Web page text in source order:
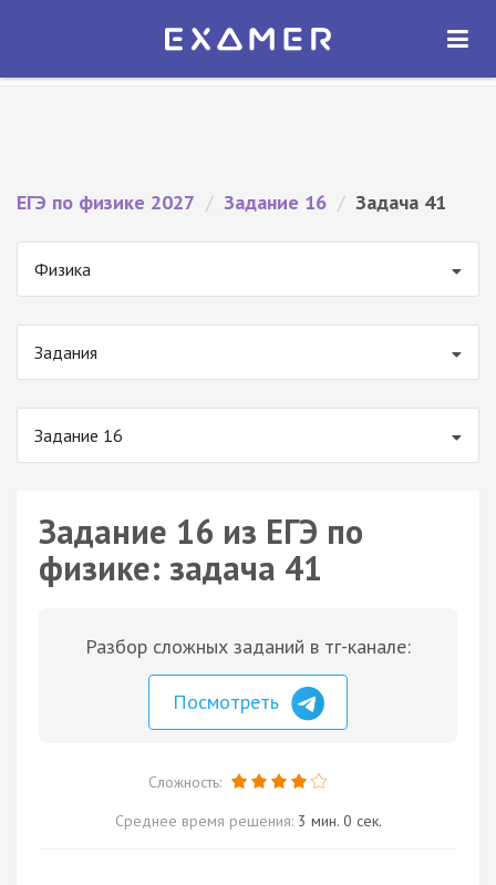
Экзамер — ЕГЭ 2027
ОТКРЫТЬ
ЕГЭ по физике 2027 / Задание 16 / Задача 41
Физика
Задания
Задание 16
Задание 16 из ЕГЭ по
физике: задача 41
Разбор сложных заданий в тг-канале:
Посмотреть
Сложность:
Среднее время решения: 3 мин. 0 сек.